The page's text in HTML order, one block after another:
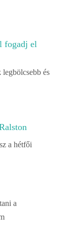
fogadj el
és
a hétfői
a